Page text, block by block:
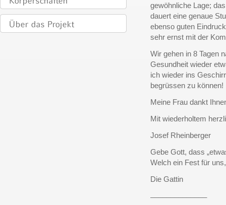
gewöhnliche Lage;
dauert eine genaue
ebenso guten
sehr ernst mit der
Wir gehen in 8 Tagen
Gesundheit wieder
ich wieder ins
begrüssen zu können!
Meine Frau dankt
Mit wiederholtem
Josef Rheinberger
Gebe Gott, dass
Welch ein Fest für
Die Gattin